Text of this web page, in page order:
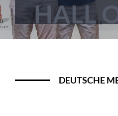
HALL
DEUTSCHE